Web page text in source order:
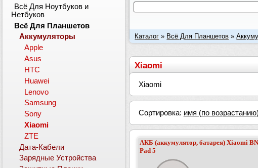
Каталог » Всё Для Планшетов »
Xiaomi
Xiaomi
Сортировка: имя (по возрастанию)
АКБ (аккумулятор, батарея) Xiaomi
Pad 5
Всё Для Ноутбуков и
Нетбуков
Всё Для Планшетов
Аккумуляторы
Apple
Asus
HTC
Huawei
Lenovo
Samsung
Sony
Xiaomi
ZTE
Дата-Кабели
Зарядные Устройства